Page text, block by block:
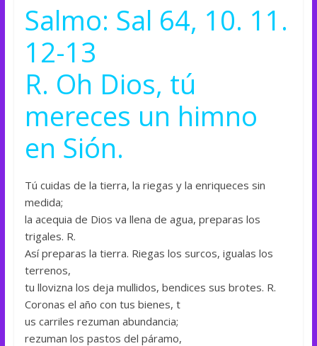
Salmo: Sal 64, 10. 11.
12-13
R. Oh Dios, tú
mereces un himno
en Sión.
Tú cuidas de la tierra, la riegas y la enriqueces sin
medida;
la acequia de Dios va llena de agua, preparas los
trigales. R.
Así preparas la tierra. Riegas los surcos, igualas los
terrenos,
tu llovizna los deja mullidos, bendices sus brotes. R.
Coronas el año con tus bienes, t
us carriles rezuman abundancia;
rezuman los pastos del páramo,